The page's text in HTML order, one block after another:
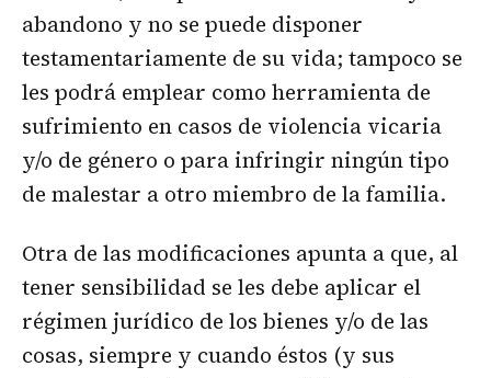
abandono y no se puede disponer
testamentariamente de su vida; tampoco se
les podrá emplear como herramienta de
sufrimiento en casos de violencia vicaria
y/o de género o para infringir ningún tipo
de malestar a otro miembro de la familia.
Otra de las modificaciones apunta a que, al
tener sensibilidad se les debe aplicar el
régimen jurídico de los bienes y/o de las
cosas, siempre y cuando éstos (y sus